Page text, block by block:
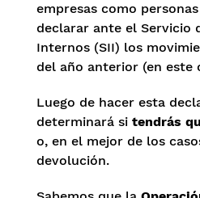
empresas como
declarar ante el Servicio
Internos (SII) los
del año anterior (en este
Luego de hacer esta
determinará si tendrás
o, en el mejor de los
devolución.